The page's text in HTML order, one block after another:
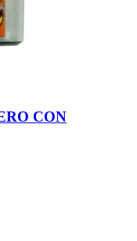
CON